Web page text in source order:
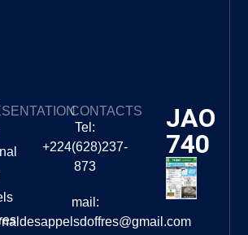
CONTACTS
Tel:
+224(628)237-
873
mail:
JAO
740